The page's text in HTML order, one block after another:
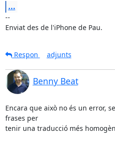
...
--
Enviat des de l'iPhone de Pau.
Respon
adjunts
Benny Beat
Encara que això no és un error,
frases per
tenir una traducció més